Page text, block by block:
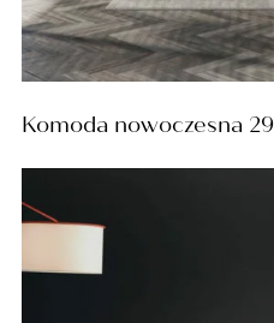
Komoda nowoczesna 29